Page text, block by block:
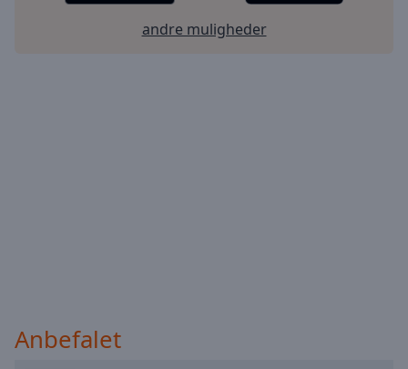
andre muligheder
Anbefalet